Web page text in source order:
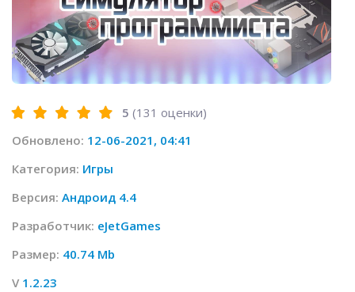
5 (131 оценки)
Обновлено: 12-06-2021, 04:41
Категория: Игры
Версия: Андроид 4.4
Разработчик: eJetGames
Размер: 40.74 Mb
V 1.2.23